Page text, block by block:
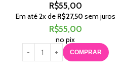
R$55,00
Em até2x de R$27,50 sem juros
R$55,00
no pix
COMPRAR